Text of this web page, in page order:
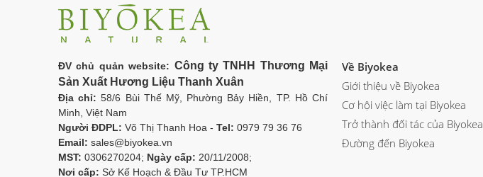
ĐV chủ quản website: Công ty TNHH Thương Mại
Sản Xuất Hương Liệu Thanh Xuân
Địa chỉ:58/6 Bùi Thế Mỹ, Phường Bảy Hiền, TP. Hồ Chí
Minh, Việt Nam
Người ĐDPL: Võ Thị Thanh Hoa - Tel: 0979 79 36 76
Email: sales@biyokea.vn
MST: 0306270204; Ngày cấp: 20/11/2008;
Nơi cấp: Sở Kế Hoạch & Đầu Tư TP.HCM
Về Biyokea
Giới thiệu về Biyokea
Cơ hội việc làm tại Biyokea
Trở thành đối tác của Biyokea
Đường đến Biyokea